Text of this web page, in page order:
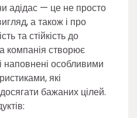
адідас — це не просто
а також і про
та стійкість до
компанія створює
наповнені особливими
які
бажаних цілей.